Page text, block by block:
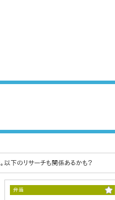
以下のリサーチも関係あるかも？
弁当